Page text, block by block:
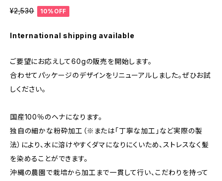
¥2,530 10%OFF
International shipping available
ご要望にお応えして60gの販売を開始します。
合わせてパッケージのデザインをリニューアルしました。ぜひお試
しください。
国産100％のヘナになります。
独自の細かな粉砕加工（※または「丁寧な加工」など実際の製
法）により、水に溶けやすくダマになりにくいため、ストレスなく髪
を染めることができます。
沖縄の農園で栽培から加工まで一貫して行い、こだわりを持って